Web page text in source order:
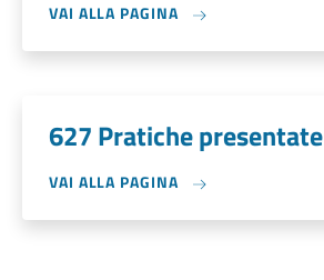
VAI ALLA PAGINA
627 Pratiche presentate
VAI ALLA PAGINA